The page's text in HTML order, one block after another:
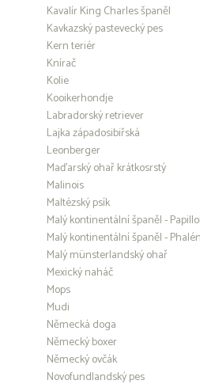
Kavalír King Charles španěl
Kavkazský pastevecký pes
Kern teriér
Knírač
Kolie
Kooikerhondje
Labradorský retriever
Lajka západosibiřská
Leonberger
Maďarský ohař krátkosrstý
Malinois
Maltézský psík
Malý kontinentální španěl -
Malý kontinentální španěl -
Malý münsterlandský ohař
Mexický naháč
Mops
Mudi
Německá doga
Německý boxer
Německý ovčák
Novofundlandský pes